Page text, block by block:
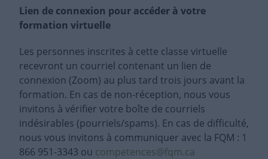
Lien de connexion pour accéder à votre
formation virtuelle
Les personnes inscrites à cette classe virtuelle
recevront un courriel contenant un lien de
connexion (Zoom) au plus tard trois jours avant la
formation. En cas de non-réception, nous vous
invitons à vérifier votre boîte de courriels
indésirables (pourriels/spams). En cas de difficulté,
nous vous invitons à communiquer avec la FQM : 1
866 951-3343 ou competences@fqm.ca